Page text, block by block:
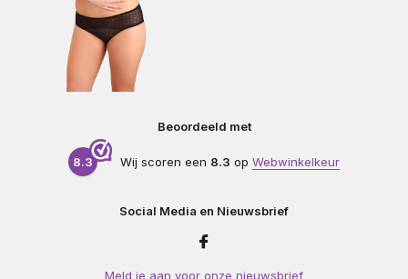
Beoordeeld met
8.3 Wij scoren een 8.3 op Webwinkelkeur
Social Media en Nieuwsbrief
Meld je aan voor onze nieuwsbrief